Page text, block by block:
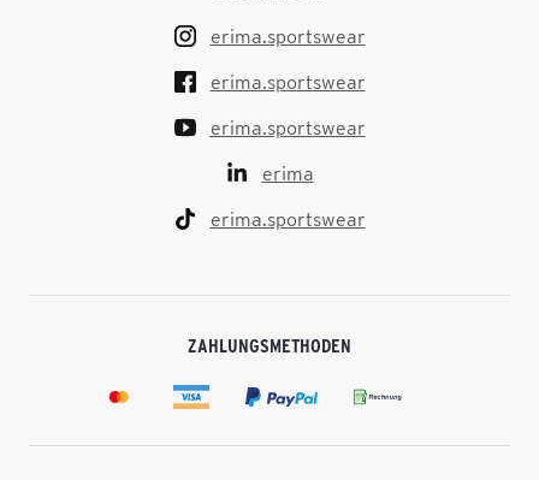
erima.sportswear
erima.sportswear
erima.sportswear
erima
erima.sportswear
ZAHLUNGSMETHODEN